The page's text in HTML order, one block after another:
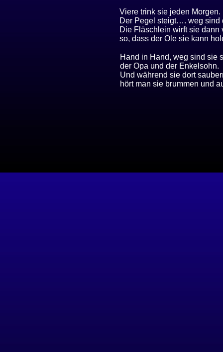
Viere trink sie jeden Morgen.
Der Pegel steigt…. weg sind
Die Fläschlein wirft sie dann
so, dass der Ole sie kann
Hand in Hand, weg sind sie
der Opa und der Enkelsohn.
Und während sie dort
hört man sie brummen und